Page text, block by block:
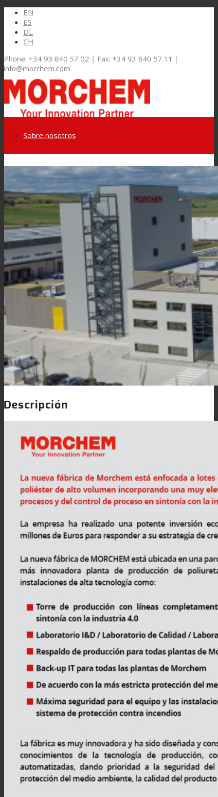
EN
ES
DE
CH
Phone: +34 93 840 57 02 | Fax: +34 93 840 57 11 |
info@morchem.com
Link to Youtube
Link to Mail
Sobre nosotros
Mercados y Soluciones
Embalaje Flexible
Laminación de paneles
Laminación técnica
Laminación textil
Resinas de Poliuretano para tintas de impresión
Prestaciones
Sostenibilidad
Carrera
Atención al Cliente
Certificaciones
Noticias
Buscar
Descripción